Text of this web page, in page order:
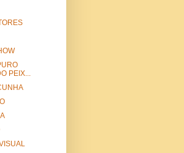
PEIX...